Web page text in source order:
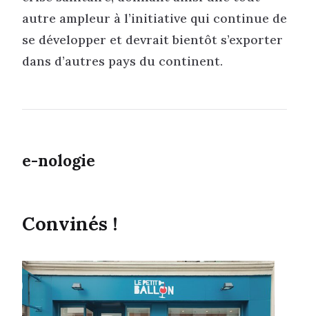
autre ampleur à l’initiative qui continue de
se développer et devrait bientôt s’exporter
dans d’autres pays du continent.
e-nologie
Convinés !